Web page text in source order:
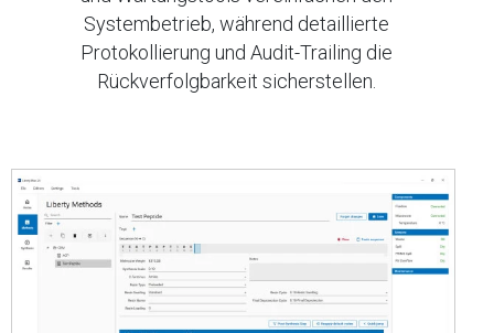
Systembetrieb, während detaillierte
Protokollierung und Audit-Trailing die
Rückverfolgbarkeit sicherstellen.